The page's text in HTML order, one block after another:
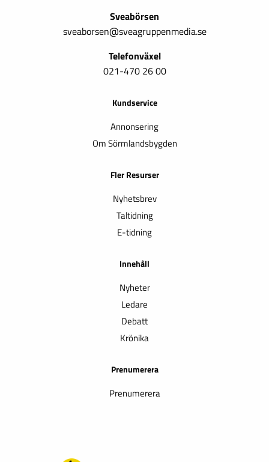
Sveabörsen
sveaborsen@sveagruppenmedia.se
Telefonväxel
021-470 26 00
Kundservice
Annonsering
Om Sörmlandsbygden
Fler Resurser
Nyhetsbrev
Taltidning
E-tidning
Innehåll
Nyheter
Ledare
Debatt
Krönika
Prenumerera
Prenumerera